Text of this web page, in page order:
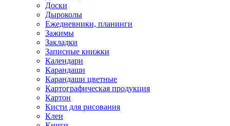
Доски
Дыроколы
Ежедневники, планинги
Зажимы
Закладки
Записные книжки
Календари
Карандаши
Карандаши цветные
Картографическая продукция
Картон
Кисти для рисования
Клеи